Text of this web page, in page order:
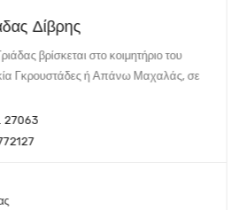
Δίβρης
βρίσκεται στο κοιμητήριο του
Γκρουστάδες ή Απάνω Μαχαλάς, σε
27063